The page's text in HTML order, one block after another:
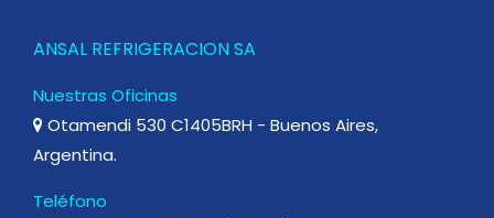
ANSAL REFRIGERACION SA
Nuestras Oficinas
Otamendi 530 C1405BRH - Buenos Aires,
Argentina.
Teléfono